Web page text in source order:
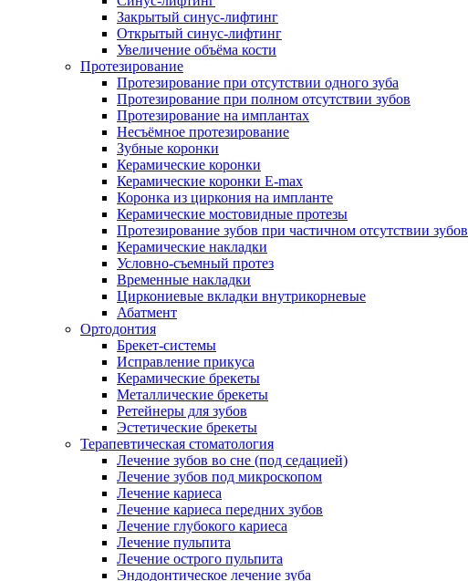
Закрытый синус-лифтинг
Открытый синус-лифтинг
Увеличение объёма кости
Протезирование
Протезирование при отсутствии одного зуба
Протезирование при полном отсутствии зубов
Протезирование на имплантах
Несъёмное протезирование
Зубные коронки
Керамические коронки
Керамические коронки E-max
Коронка из циркония на импланте
Керамические мостовидные протезы
Протезирование зубов при частичном отсутствии зубов
Керамические накладки
Условно-съемный протез
Временные накладки
Циркониевые вкладки внутрикорневые
Абатмент
Ортодонтия
Брекет-системы
Исправление прикуса
Керамические брекеты
Металлические брекеты
Ретейнеры для зубов
Эстетические брекеты
Терапевтическая стоматология
Лечение зубов во сне (под седацией)
Лечение зубов под микроскопом
Лечение кариеса
Лечение кариеса передних зубов
Лечение глубокого кариеса
Лечение пульпита
Лечение острого пульпита
Эндодонтическое лечение зуба